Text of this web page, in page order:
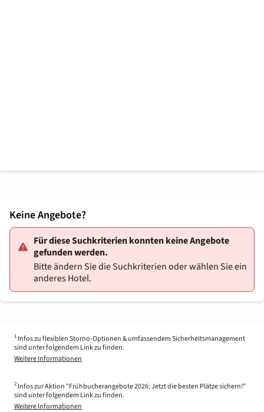
Keine Angebote?
Für diese Suchkriterien konnten keine Angebote
gefunden werden.
Bitte ändern Sie die Suchkriterien oder wählen Sie ein
anderes Hotel.
1 Infos zu flexiblen Storno-Optionen & umfassendem Sicherheitsmanagement
sind unter folgendem Link zu finden.
Weitere Informationen
2 Infos zur Aktion "Frühbucherangebote 2026: Jetzt die besten Plätze sichern!"
sind unter folgendem Link zu finden.
Weitere Informationen